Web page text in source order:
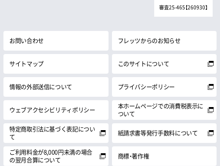
審査25-465【260930】
お問い合わせ フレッツからのお知らせ
サイトマップ このサイトについて
情報の外部送信について プライバシーポリシー
ウェブアクセシビリティポリシー
本ホームページでの消費税表示に
ついて
特定商取引法に基づく表記につい
て
紙請求書等発行手数料について
ご利用料金が8,000円未満の場合
の翌月合算について
商標・著作権